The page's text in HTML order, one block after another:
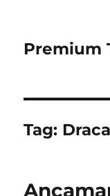
Premium
Tag: